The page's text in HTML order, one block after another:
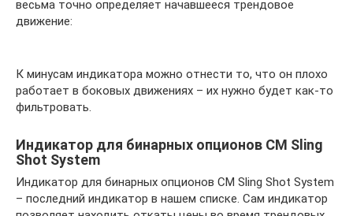
весьма точно определяет начавшееся трендовое
движение:
К минусам индикатора можно отнести то, что он плохо
работает в боковых движениях – их нужно будет как-то
фильтровать.
Индикатор для бинарных опционов CM Sling
Shot System
Индикатор для бинарных опционов CM Sling Shot System
– последний индикатор в нашем списке. Сам индикатор